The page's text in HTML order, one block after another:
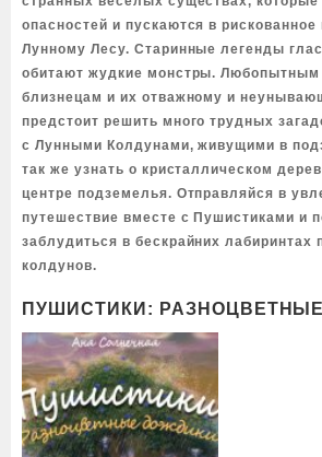
опасностей и пускаются в
Лунному Лесу. Старинные легенды
обитают жудкие монстры. Любопытным
близнецам и их отважному и
предстоит решить много трудных
с Лунными Колдунами, живущими в
так же узнать о кристаллическом
центре подземелья. Отправляйся в
путешествие вместе с Пушистиками и
заблудиться в бескрайних лабиринтах
колдунов.
ПУШИСТИКИ: